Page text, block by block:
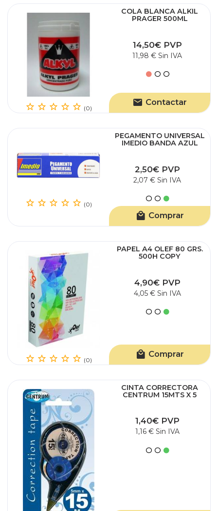
(0)
COLA BLANCA ALKIL
PRAGER 500ML
14,50€ PVP
11,98 € Sin IVA
Contactar
(0)
PEGAMENTO UNIVERSAL
IMEDIO BANDA AZUL
2,50€ PVP
2,07 € Sin IVA
Comprar
(0)
PAPEL A4 OLEF 80 GRS.
500H COPY
4,90€ PVP
4,05 € Sin IVA
Comprar
CINTA CORRECTORA
CENTRUM 15MTS X 5
1,40€ PVP
1,16 € Sin IVA